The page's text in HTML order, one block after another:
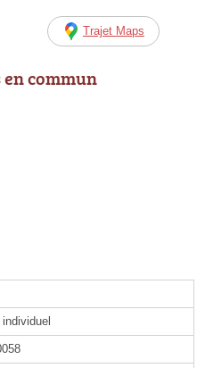
Trajet Maps
commun